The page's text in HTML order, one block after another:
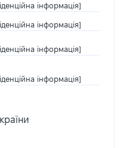
інформація]
інформація]
інформація]
інформація]